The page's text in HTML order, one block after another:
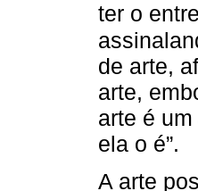
ter o
de arte,
arte,
arte é
ela o é”.
A arte